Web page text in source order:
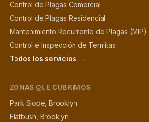
Control de Plagas Comercial
Control de Plagas Residencial
Mantenimiento Recurrente de Plagas (MIP)
Control e Inspección de Termitas
Todos los servicios →
ZONAS QUE CUBRIMOS
Park Slope, Brooklyn
Flatbush, Brooklyn